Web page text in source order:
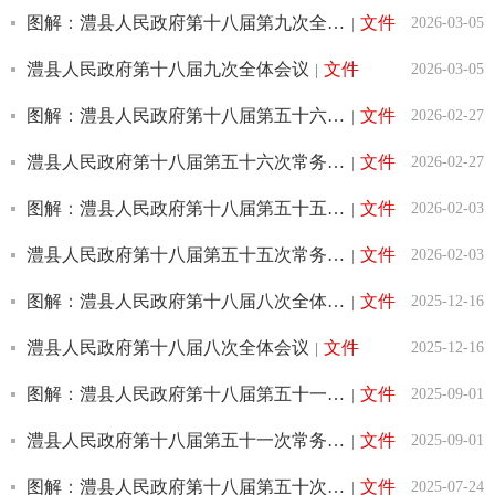
文件
图解：澧县人民政府第十八届第九次全体会议 2026-03-05
文件
澧县人民政府第十八届九次全体会议 2026-03-05
文件
图解：澧县人民政府第十八届第五十六次常务会议 2026-02-27
文件
澧县人民政府第十八届第五十六次常务会议 2026-02-27
文件
图解：澧县人民政府第十八届第五十五次常务会议 2026-02-03
文件
澧县人民政府第十八届第五十五次常务会议 2026-02-03
文件
图解：澧县人民政府第十八届八次全体会议 2025-12-16
文件
澧县人民政府第十八届八次全体会议 2025-12-16
文件
图解：澧县人民政府第十八届第五十一次常务会议 2025-09-01
文件
澧县人民政府第十八届第五十一次常务会议 2025-09-01
文件
图解：澧县人民政府第十八届第五十次常务会议 2025-07-24